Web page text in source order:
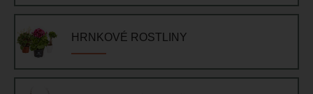
HRNKOVÉ ROSTLINY